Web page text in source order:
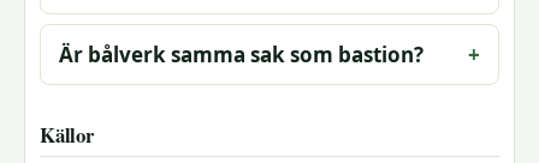
Är bålverk samma sak som bastion?
Källor